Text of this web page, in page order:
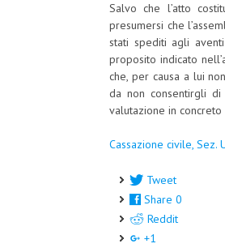
Salvo che l’atto
presumersi che
stati spediti agli
proposito indicato
che, per causa a lui
da non consentirgli
valutazione in
Cassazione civile,
Tweet
Share 0
Reddit
+1